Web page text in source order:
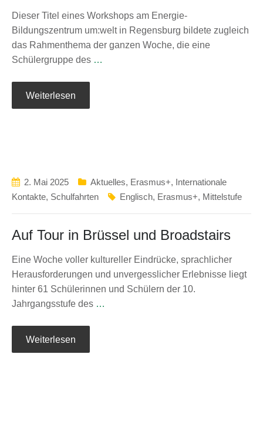
Dieser Titel eines Workshops am Energie-
Bildungszentrum um:welt in Regensburg bildete zugleich
das Rahmenthema der ganzen Woche, die eine
Schülergruppe des …
Weiterlesen
2. Mai 2025 Aktuelles, Erasmus+, Internationale
Kontakte, Schulfahrten Englisch, Erasmus+, Mittelstufe
Auf Tour in Brüssel und Broadstairs
Eine Woche voller kultureller Eindrücke, sprachlicher
Herausforderungen und unvergesslicher Erlebnisse liegt
hinter 61 Schülerinnen und Schülern der 10.
Jahrgangsstufe des …
Weiterlesen